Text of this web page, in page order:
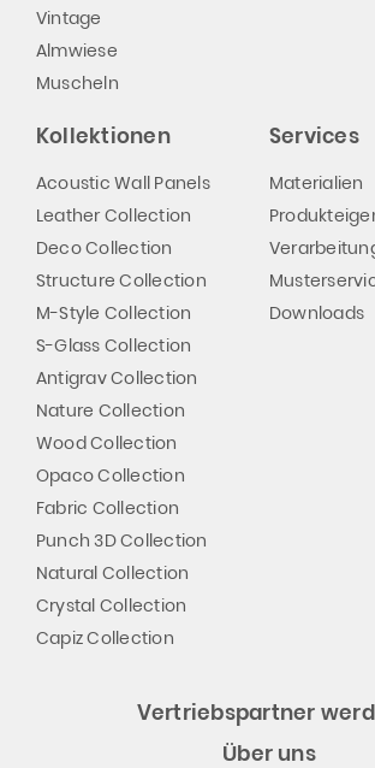
Vintage
Almwiese
Muscheln
Kollektionen
Acoustic Wall Panels
Leather Collection
Deco Collection
Structure Collection
M-Style Collection
S-Glass Collection
Antigrav Collection
Nature Collection
Wood Collection
Opaco Collection
Fabric Collection
Punch 3D Collection
Natural Collection
Crystal Collection
Capiz Collection
Services
Materialien
Downloads
Vertriebspartner
Über uns